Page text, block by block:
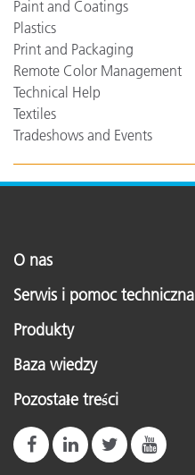
Paint and Coatings
Plastics
Print and Packaging
Remote Color Management
Technical Help
Textiles
Tradeshows and Events
O nas
Serwis i pomoc techniczna
Produkty
Baza wiedzy
Pozostałe treści